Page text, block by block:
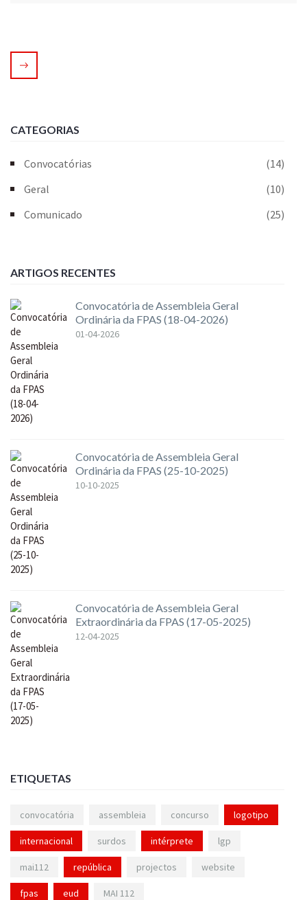
CATEGORIAS
Convocatórias
(14)
Geral
(10)
Comunicado
(25)
ARTIGOS RECENTES
Convocatória de Assembleia Geral
Ordinária da FPAS (18-04-2026)
01-04-2026
Convocatória de Assembleia Geral
Ordinária da FPAS (25-10-2025)
10-10-2025
Convocatória de Assembleia Geral
Extraordinária da FPAS (17-05-2025)
12-04-2025
ETIQUETAS
convocatória assembleia concurso logotipo
internacional surdos intérprete lgp
mai112 república projectos website
fpas eud MAI 112